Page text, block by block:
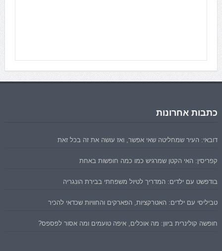
כתבות אחרונות
דובאי: העיר שמחליטה שאי אפשר, ואז עושה את זה בכל זאת
קפריסין: האי הקטן שמרגיש כמו כמה חופשות באחת
בודפשט עם ילדים: המדריך לטיול משפחתי בבירת הונגריה
טביליסי עם ילדים: האטרקציות, הפארקים והחוויות שכדאי להכיר
חופשה קולינרית ביוון: מה אוכלים, איפה טועמים ומה אסור לפספס?